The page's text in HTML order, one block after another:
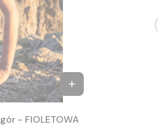
- FIOLETOWA